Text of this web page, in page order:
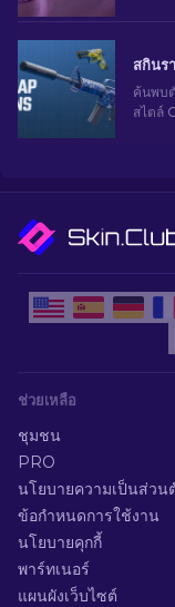
ค้นพบ
สไตล์
ช่วยเหลือ
ชุมชน
PRO
นโยบายความเป็นส่วน
ข้อกำหนดการใช้งาน
นโยบายคุกกี้
พาร์ทเนอร์
แผนผังเว็บไซต์